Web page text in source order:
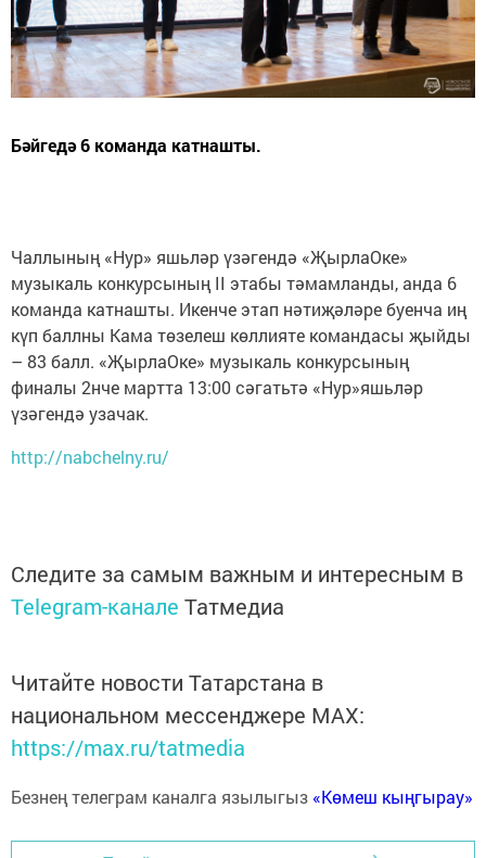
Бәйгедә 6 команда катнашты.
Чаллының «Нур» яшьләр үзәгендә «ҖырлаОке»
музыкаль конкурсының II этабы тәмамланды, анда 6
команда катнашты. Икенче этап нәтиҗәләре буенча иң
күп баллны Кама төзелеш көллияте командасы җыйды
– 83 балл. «ҖырлаОке» музыкаль конкурсының
финалы 2нче мартта 13:00 сәгатьтә «Нур»яшьләр
үзәгендә узачак.
http://nabchelny.ru/
Следите за самым важным и интересным в
Telegram-канале Татмедиа
Читайте новости Татарстана в
национальном мессенджере MАХ:
https://max.ru/tatmedia
Безнең телеграм каналга язылыгыз «Көмеш кыңгырау»